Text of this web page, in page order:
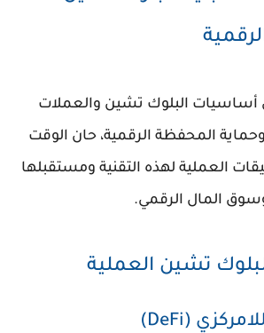
أساسيات البلوك تشين والعملات
وحماية المحفظة الرقمية، حان الوقت
العملية لهذه التقنية ومستقبلها
وسوق المال الرقمي.
تشين العملية